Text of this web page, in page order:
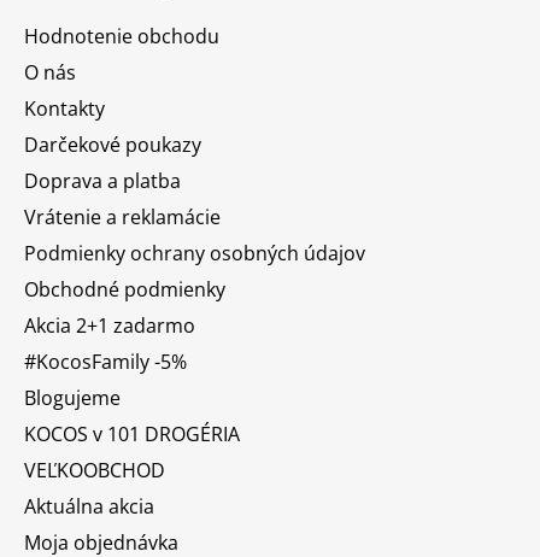
Hodnotenie obchodu
O nás
Kontakty
Darčekové poukazy
Doprava a platba
Vrátenie a reklamácie
Podmienky ochrany osobných údajov
Obchodné podmienky
Akcia 2+1 zadarmo
#KocosFamily -5%
Blogujeme
KOCOS v 101 DROGÉRIA
VEĽKOOBCHOD
Aktuálna akcia
Moja objednávka